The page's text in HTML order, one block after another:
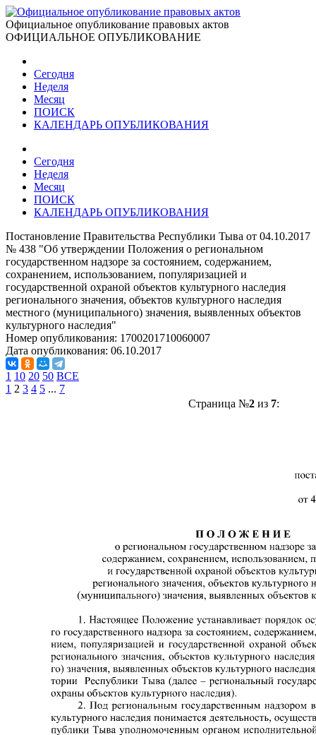
Официальное опубликование правовых актов
ОФИЦИАЛЬНОЕ ОПУБЛИКОВАНИЕ
Сегодня
Неделя
Месяц
ПОИСК
КАЛЕНДАРЬ ОПУБЛИКОВАНИЯ
Сегодня
Неделя
Месяц
ПОИСК
КАЛЕНДАРЬ ОПУБЛИКОВАНИЯ
Постановление Правительства Республики Тыва от 04.10.2017
№ 438 "Об утверждении Положения о региональном
государственном надзоре за состоянием, содержанием,
сохранением, использованием, популяризацией и
государственной охраной объектов культурного наследия
регионального значения, объектов культурного наследия
местного (муниципального) значения, выявленных объектов
культурного наследия"
Номер опубликования: 1700201710060007
Дата опубликования: 06.10.2017
1 10 20 50 ВСЕ
1 2 3 4 5 ... 7
Страница №2из 7: